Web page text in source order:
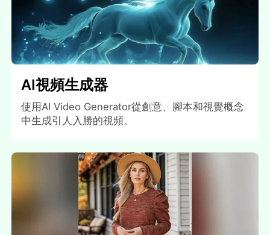
AI視頻生成器
使用AI Video Generator從創意、腳本和視覺概念
中生成引人入勝的視頻。